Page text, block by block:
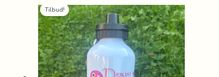
Tilbud!
oprindelige
pris
var:
119,00 kr..
aktuelle
pris
er:
99,00 kr..